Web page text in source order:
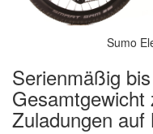
Sumo
Serienmäßig
Zuladungen auf